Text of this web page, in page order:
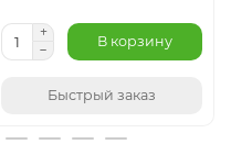
В корзину
Быстрый заказ